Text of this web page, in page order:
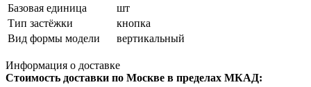
Базовая единица
шт
Тип застёжки
кнопка
Вид формы модели
вертикальный
Информация о доставке
Стоимость доставки по Москве в пределах МКАД: